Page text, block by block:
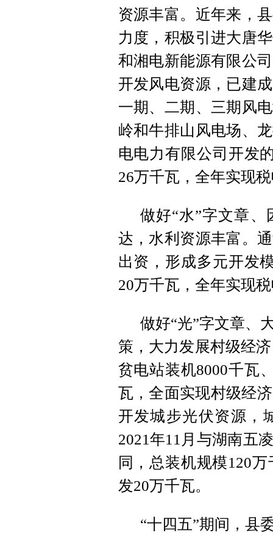
资源丰富。近年来，
力度，积极引进大唐
和湘电新能源有限公
开发风电资源，已建
一期、二期、三期风
岭和牛排山风电场、
电电力有限公司开发
26万千瓦，全年实现
做好“水”字文章
达，水利资源丰富。
出资，形成多元开发
20万千瓦，全年实现
做好“光”字文章、
策，大力发展村级经
贫电站装机8000千瓦
瓦，全面实现村级经
开发城步光伏资源，
2021年11月与湖南五
同，总装机规模120
发20万千瓦。
“十四五”期间，县